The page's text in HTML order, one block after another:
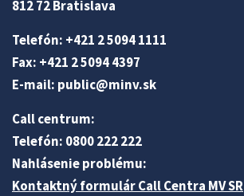
812 72 Bratislava
Telefón: +421 2 5094 1111
Fax: +421 2 5094 4397
E-mail: public@minv.sk
Call centrum:
Telefón: 0800 222 222
Nahlásenie problému:
Kontaktný formulár Call Centra MV SR